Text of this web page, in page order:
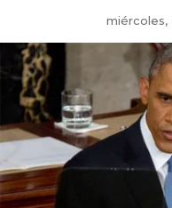
miércoles,